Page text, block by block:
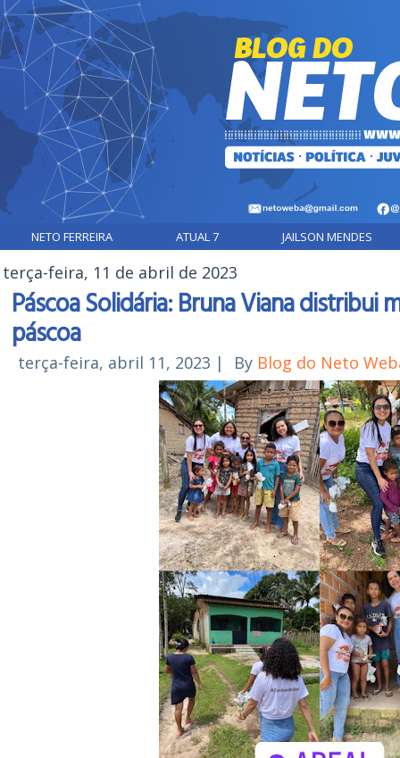
NETO FERREIRA ATUAL 7 JAILSON MENDES
terça-feira, 11 de abril de 2023
Páscoa Solidária: Bruna Viana distribui
páscoa
terça-feira, abril 11, 2023 | By Blog do Neto